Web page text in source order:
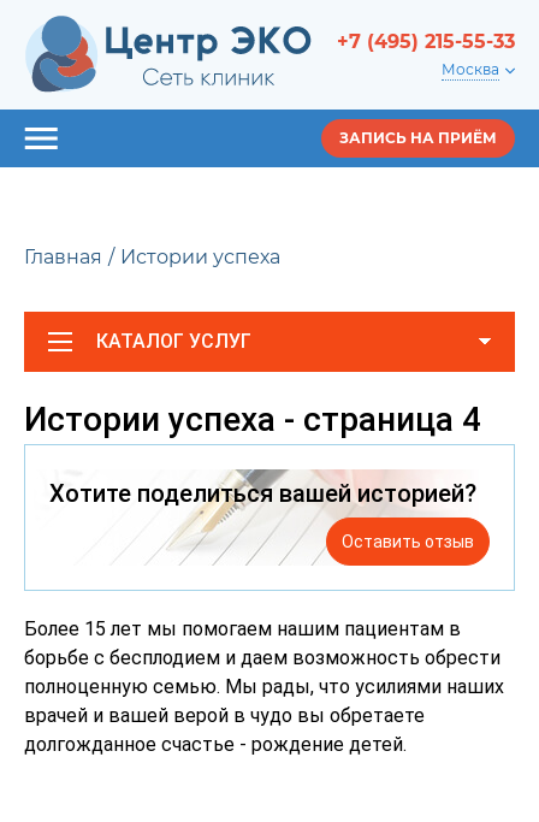
+7 (495) 215-55-33
Москва
ЗАПИСЬ НА ПРИЁМ
Главная Истории успеха
КАТАЛОГ УСЛУГ
Истории успеха - страница 4
Хотите поделиться вашей историей?
Оставить отзыв
Более 15 лет мы помогаем нашим пациентам в
борьбе с бесплодием и даем возможность обрести
полноценную семью. Мы рады, что усилиями наших
врачей и вашей верой в чудо вы обретаете
долгожданное счастье - рождение детей.